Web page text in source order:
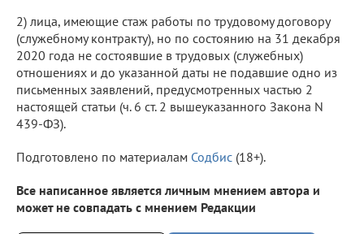
2) лица, имеющие стаж работы по трудовому договору
(служебному контракту), но по состоянию на 31 декабря
2020 года не состоявшие в трудовых (служебных)
отношениях и до указанной даты не подавшие одно из
письменных заявлений, предусмотренных частью 2
настоящей статьи (ч. 6 ст. 2 вышеуказанного Закона N
439-ФЗ).
Подготовлено по материалам Содбис (18+).
Все написанное является личным мнением автора и
может не совпадать с мнением Редакции